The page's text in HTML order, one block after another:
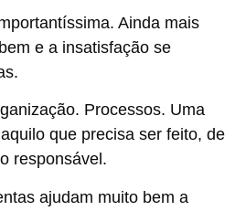
Ainda mais
e a insatisfação se
Processos. Uma
que precisa ser feito, de
responsável.
ajudam muito bem a